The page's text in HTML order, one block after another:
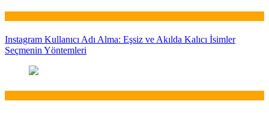
Instagram Kullanıcı Adı Alma: Eşsiz ve Akılda Kalıcı İsimler
Seçmenin Yöntemleri